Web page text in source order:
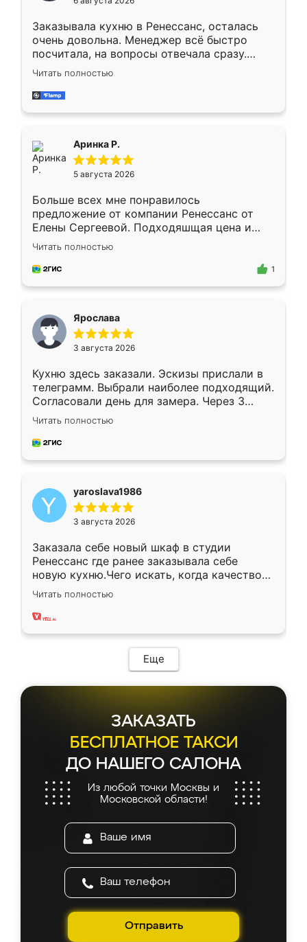
мебели буду заказывать только здесь.
Заказывала кухню в Ренессанс, осталась
очень довольна. Менеджер всё быстро
посчитала, на вопросы отвечала сразу.
Замерщик приехал в субботу, подошёл к
делу со всей ответственностью. Собрали
за день, ребята работали аккуратно, даже
Читать полностью
Аринка Р.
5 августа 2026
Больше всех мне понравилось
предложение от компании Ренессанс от
Елены Сергеевой. Подходяшщая цена и
короткие сроки изготовления. Приехавший
для замера сотрудник Владислав
предложил по моему эскизу самый
Читать полностью
1
Ярослава
3 августа 2026
Кухню здесь заказали. Эскизы прислали в
телеграмм. Выбрали наиболее подходящий.
Согласовали день для замера. Через 3
недели кухня была уже готова. Остались
довольны работой. Спасибо Ренессанс
мебель за качественную работу!
Читать полностью
yaroslava1986
3 августа 2026
Заказала себе новый шкаф в студии
Ренессанс где ранее заказывала себе
новую кухню.Чего искать, когда качеством
вполне довольна. Служит кухня уже почти
два года, нареканий нет.
Читать полностью
Еще
ЗАКАЗАТЬ
БЕСПЛАТНОЕ ТАКСИ
ДО НАШЕГО САЛОНА
Из любой точки Москвы и
Московской области!
Отправить